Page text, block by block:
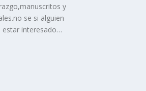
y
se si alguien
estar interesado…